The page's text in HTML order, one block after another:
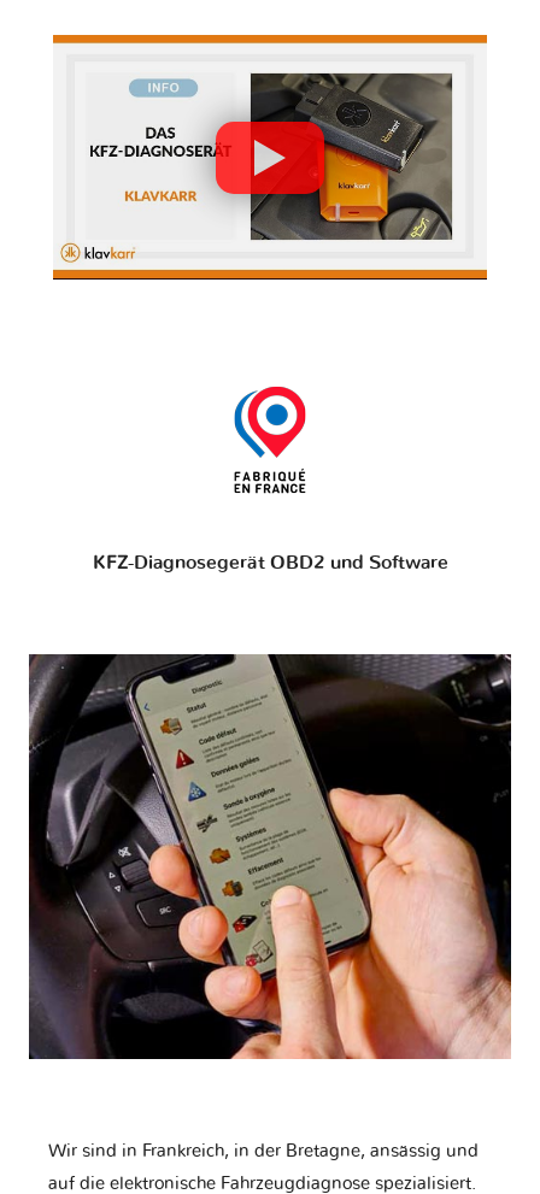
KFZ-Diagnosegerät OBD2 und Software
Wir sind in Frankreich, in der Bretagne, ansässig und
auf die elektronische Fahrzeugdiagnose spezialisiert.